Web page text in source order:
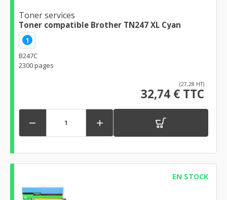
Toner services
Toner compatible Brother TN247 XL Cyan
1
B247C
2300 pages
(27,28 HT)
32,74 € TTC
 
EN STOCK